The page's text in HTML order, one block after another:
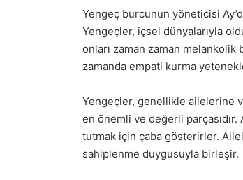
Yengeç burcunun yöneticisi
Yengeçler, içsel dünyalarıyla
onları zaman zaman
zamanda empati kurma
Yengeçler, genellikle ailelerine
en önemli ve değerli
tutmak için çaba gösterirler.
sahiplenme duygusuyla birleşir.